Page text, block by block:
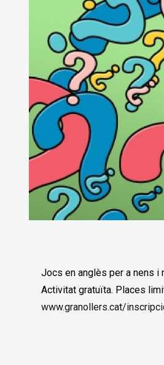
Jocs en anglès per a nens i
Activitat gratuïta. Places
www.granollers.cat/